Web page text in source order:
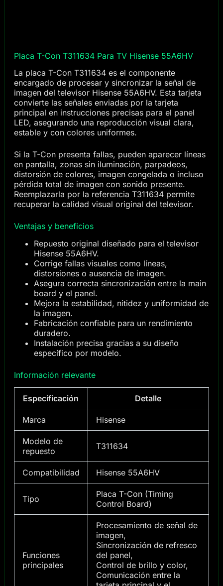
Placa T-Con T311634 Para TV Hisense 55A6HV
La placa T-Con T311634 es el componente
encargado de procesar y sincronizar la señal de
imagen del televisor Hisense 55A6HV. Esta tarjeta
convierte las señales enviadas por la tarjeta
principal en instrucciones precisas para el panel
LED, asegurando una reproducción visual clara,
estable y con colores uniformes.
Si la T-Con presenta fallas, pueden aparecer líneas
en pantalla, zonas sin iluminación, parpadeos,
distorsión de colores, imagen congelada o incluso
pérdida total de imagen con sonido presente.
Reemplazarla por la referencia T311634 permite
recuperar la calidad visual original del televisor.
Ventajas y beneficios
Repuesto original diseñado para el televisor
Hisense 55A6HV.
Corrige fallas visuales como líneas,
distorsiones o ausencia de imagen.
Asegura correcta sincronización entre la main
board y el panel.
Mejora la estabilidad, nitidez y uniformidad de
la imagen.
Fabricación confiable para un rendimiento
duradero.
Instalación precisa gracias a su diseño
específico por modelo.
Información relevante
Especificación Detalle
Marca Hisense
Modelo de
repuesto
T311634
Compatibilidad Hisense 55A6HV
Tipo
Placa T-Con (Timing
Control Board)
Funciones
principales
Procesamiento de señal de
imagen,
Sincronización de refresco
del panel,
Control de brillo y color,
Comunicación entre la